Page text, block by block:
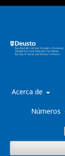
Acerca de
Números